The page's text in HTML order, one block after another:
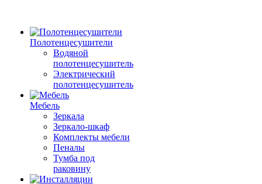
Полотенцесушители
Водяной
полотенцесушитель
Электрический
полотенцесушитель
Мебель
Зеркала
Зеркало-шкаф
Комплекты мебели
Пеналы
Тумба под
раковину